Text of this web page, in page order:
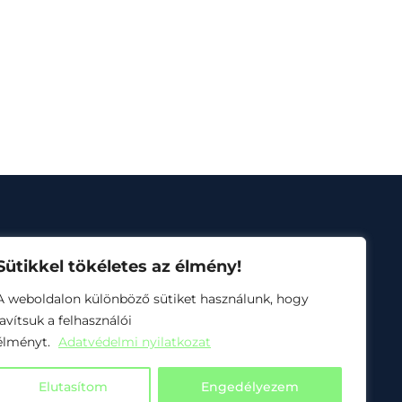
tökéletes az élmény!
weboldalon különböző sütiket használunk, hogy
a felhasználói
Adatvédelmi nyilatkozat
Elutasítom Engedélyezem
1.4.3-24